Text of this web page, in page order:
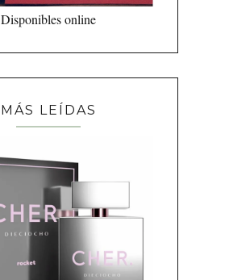
Disponibles online
MÁS LEÍDAS